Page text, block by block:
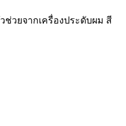
ช่วยจากเครื่องประดับผม สี